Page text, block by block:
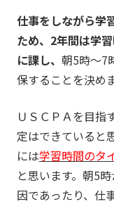
仕事をしながら学
ため、2年間は学
に課し、 朝5時～7
保することを決め
ＵＳＣＰＡを目指
定はできていると
には学習時間のタ
と思います。朝5
因であったり、仕